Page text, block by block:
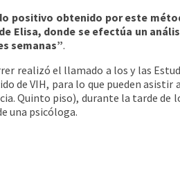
positivo obtenido por este
Elisa, donde se efectúa un
semanas”.
realizó el llamado a los y las
de VIH, para lo que pueden
Quinto piso), durante la tarde de
una psicóloga.